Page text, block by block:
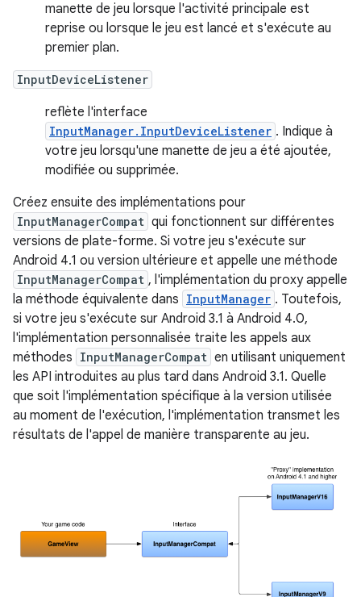
manette de jeu lorsque l'activité principale est
reprise ou lorsque le jeu est lancé et s'exécute au
premier plan.
InputDeviceListener
reflète l'interface
InputManager.InputDeviceListener . Indique à
votre jeu lorsqu'une manette de jeu a été ajoutée,
modifiée ou supprimée.
Créez ensuite des implémentations pour
InputManagerCompat qui fonctionnent sur différentes
versions de plate-forme. Si votre jeu s'exécute sur
Android 4.1 ou version ultérieure et appelle une méthode
InputManagerCompat , l'implémentation du proxy appelle
la méthode équivalente dans InputManager . Toutefois,
si votre jeu s'exécute sur Android 3.1 à Android 4.0,
l'implémentation personnalisée traite les appels aux
méthodes InputManagerCompat en utilisant uniquement
les API introduites au plus tard dans Android 3.1. Quelle
que soit l'implémentation spécifique à la version utilisée
au moment de l'exécution, l'implémentation transmet les
résultats de l'appel de manière transparente au jeu.